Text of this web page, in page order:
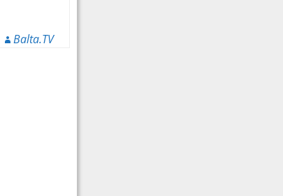
Balta.TV